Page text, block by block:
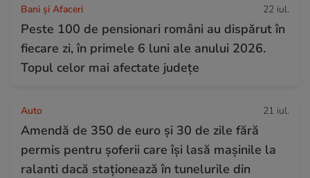
Bani și Afaceri 22 iul.
Peste 100 de pensionari români au dispărut în
fiecare zi, în primele 6 luni ale anului 2026.
Topul celor mai afectate județe
Auto 21 iul.
Amendă de 350 de euro și 30 de zile fără
permis pentru șoferii care își lasă mașinile la
ralanti dacă staționează în tunelurile din